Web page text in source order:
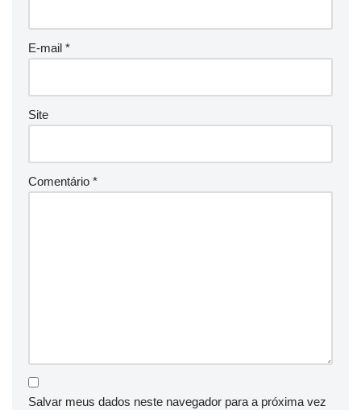
E-mail *
Site
Comentário *
Salvar meus dados neste navegador para a próxima vez